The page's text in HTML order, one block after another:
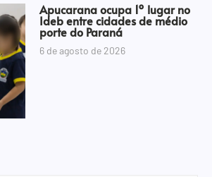
Apucarana ocupa 1º lugar no
Ideb entre cidades de médio
porte do Paraná
6 de agosto de 2026